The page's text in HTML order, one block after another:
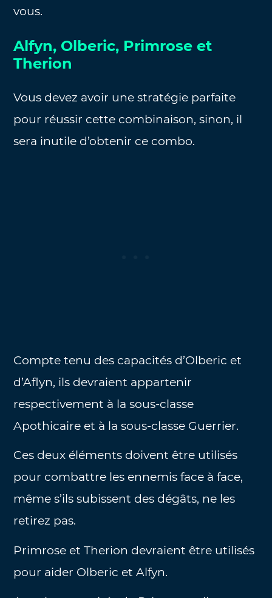
vous.
Alfyn, Olberic, Primrose et
Therion
Vous devez avoir une stratégie parfaite
pour réussir cette combinaison, sinon, il
sera inutile d’obtenir ce combo.
Compte tenu des capacités d’Olberic et
d’Aflyn, ils devraient appartenir
respectivement à la sous-classe
Apothicaire et à la sous-classe Guerrier.
Ces deux éléments doivent être utilisés
pour combattre les ennemis face à face,
même s’ils subissent des dégâts, ne les
retirez pas.
Primrose et Therion devraient être utilisés
pour aider Olberic et Alfyn.